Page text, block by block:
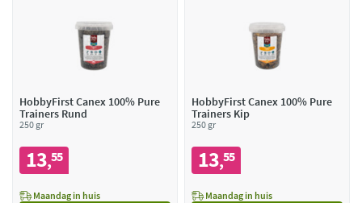
HobbyFirst Canex 100% Pure
Trainers Rund
250 gr
13,55
Maandag in huis
HobbyFirst Canex 100% Pure
Trainers Kip
250 gr
13,55
Maandag in huis